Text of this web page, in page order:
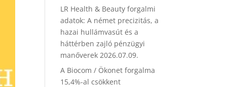
LR Health & Beauty forgalmi
adatok: A német precizitás, a
hazai hullámvasút és a
háttérben zajló pénzügyi
manőverek 2026.07.09.
A Biocom / Ökonet forgalma
15,4%-al csökkent